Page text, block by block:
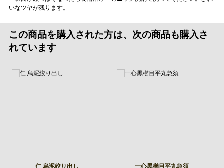
いなツヤが残ります。
この商品を購入された方は、次の商品も購入さ
れています
仁 烏泥絞り出し
一心黒櫛目平丸急須